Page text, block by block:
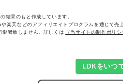
結果のもと作成しています。
楽天などのアフィリエイトプログラムを通じて売
響致しません。詳しくは
（当サイトの制作ポリシ
LDKをいつ